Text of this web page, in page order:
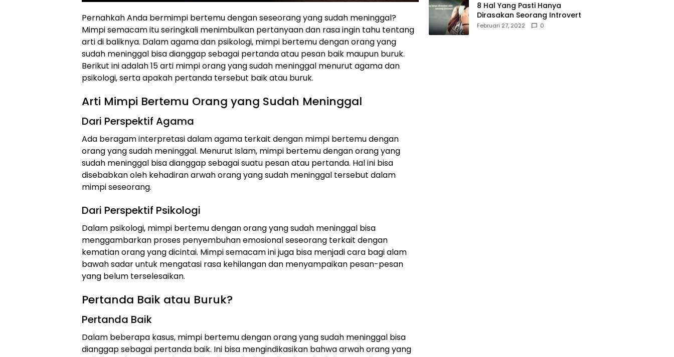
Pernahkah Anda bermimpi bertemu dengan seseorang yang sudah meninggal?
Mimpi semacam itu seringkali menimbulkan pertanyaan dan rasa ingin tahu tentang
arti di baliknya. Dalam agama dan psikologi, mimpi bertemu dengan orang yang
sudah meninggal bisa dianggap sebagai pertanda atau pesan baik maupun buruk.
Berikut ini adalah 15 arti mimpi orang yang sudah meninggal menurut agama dan
psikologi, serta apakah pertanda tersebut baik atau buruk.
Arti Mimpi Bertemu Orang yang Sudah Meninggal
Dari Perspektif Agama
Ada beragam interpretasi dalam agama terkait dengan mimpi bertemu dengan
orang yang sudah meninggal. Menurut Islam, mimpi bertemu dengan orang yang
sudah meninggal bisa dianggap sebagai suatu pesan atau pertanda. Hal ini bisa
disebabkan oleh kehadiran arwah orang yang sudah meninggal tersebut dalam
mimpi seseorang.
Dari Perspektif Psikologi
Dalam psikologi, mimpi bertemu dengan orang yang sudah meninggal bisa
menggambarkan proses penyembuhan emosional seseorang terkait dengan
kematian orang yang dicintai. Mimpi semacam ini juga bisa menjadi cara bagi alam
bawah sadar untuk mengatasi rasa kehilangan dan menyampaikan pesan-pesan
yang belum terselesaikan.
Pertanda Baik atau Buruk?
Pertanda Baik
Dalam beberapa kasus, mimpi bertemu dengan orang yang sudah meninggal bisa
dianggap sebagai pertanda baik. Ini bisa mengindikasikan bahwa arwah orang yang
8 Hal Yang Pasti Hanya
Dirasakan Seorang Introvert
Februari 27, 2022 0